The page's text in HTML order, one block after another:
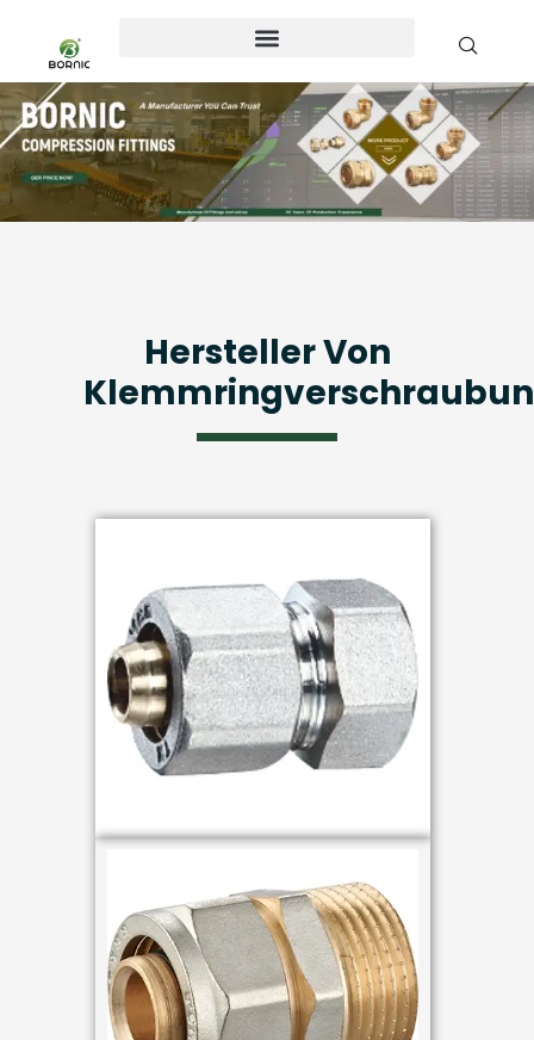
Hersteller Von